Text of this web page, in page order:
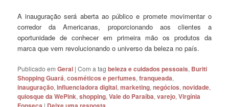
A inauguração será aberta ao público e promete movimentar o
corredor da Americanas, proporcionando aos clientes a
oportunidade de conhecer em primeira mão os produtos da
marca que vem revolucionando o universo da beleza no país.
Publicado em Geral |Com a tagbeleza e cuidados pessoais, Buriti
Shopping Guará,cosméticos e perfumes,franqueada,
inauguração,influenciadora digital,marketing,negócios,novidade,
quiosque da WePink,shopping,Vale do Paraíba,varejo,Virgínia
|